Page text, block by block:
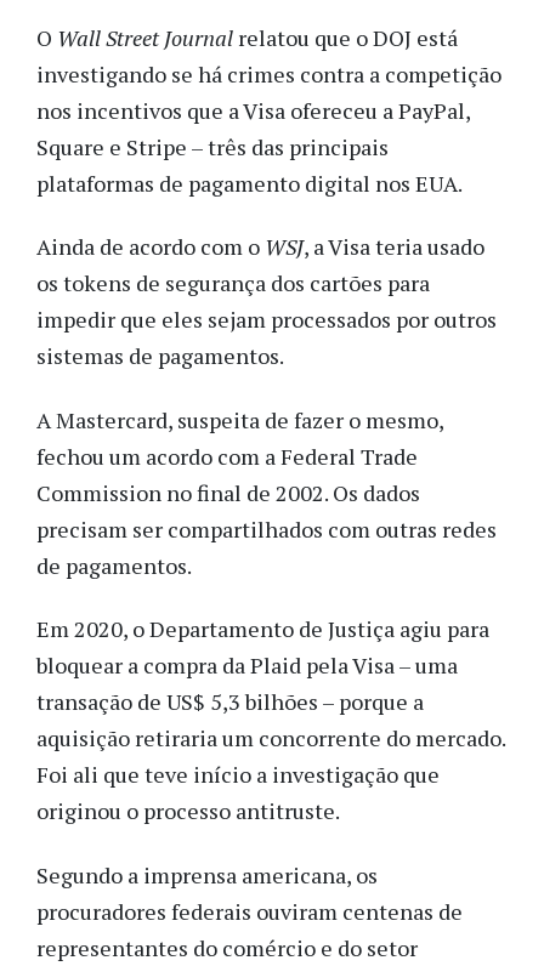
O Wall Street Journal relatou que o DOJ está
investigando se há crimes contra a competição
nos incentivos que a Visa ofereceu a PayPal,
Square e Stripe – três das principais
plataformas de pagamento digital nos EUA.
Ainda de acordo com o WSJ, a Visa teria usado
os tokens de segurança dos cartões para
impedir que eles sejam processados por outros
sistemas de pagamentos.
A Mastercard, suspeita de fazer o mesmo,
fechou um acordo com a Federal Trade
Commission no final de 2002. Os dados
precisam ser compartilhados com outras redes
de pagamentos.
Em 2020, o Departamento de Justiça agiu para
bloquear a compra da Plaid pela Visa – uma
transação de US$ 5,3 bilhões – porque a
aquisição retiraria um concorrente do mercado.
Foi ali que teve início a investigação que
originou o processo antitruste.
Segundo a imprensa americana, os
procuradores federais ouviram centenas de
representantes do comércio e do setor